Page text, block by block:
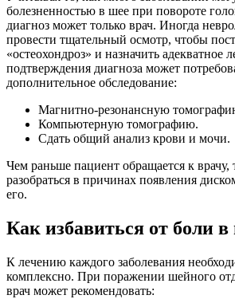
болезненностью в шее при повороте
диагноз может только врач. Иногда
провести тщательный осмотр, чтобы
«остеохондроз» и назначить адекватное
подтверждения диагноза может
дополнительное обследование:
Магнитно-резонансную
Компьютерную томографию.
Сдать общий анализ крови и мочи.
Чем раньше пациент обращается к
разобраться в причинах появления
его.
Как избавиться от боли в
К лечению каждого заболевания
комплексно. При поражении шейного
врач может рекомендовать: